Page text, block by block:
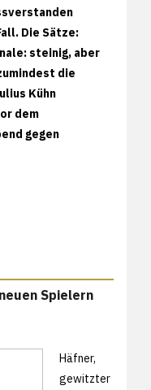
Die Sätze:
steinig, aber
die
Kühn
dem
gegen
Spielern
Häfner,
gewitzter